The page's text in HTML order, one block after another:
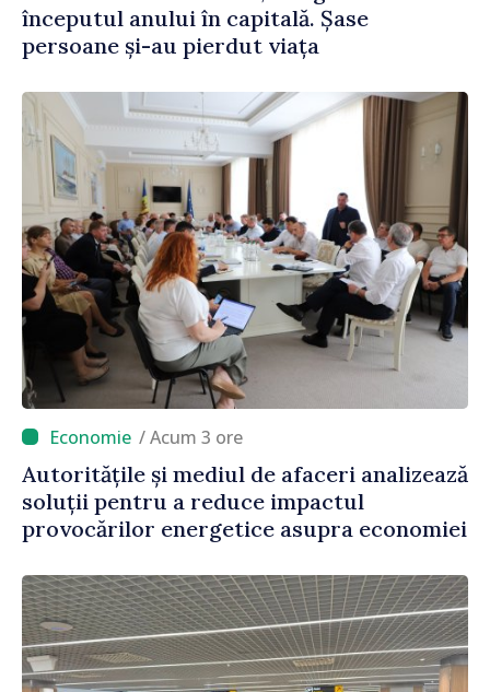
începutul anului în capitală. Șase
persoane și-au pierdut viața
/ Acum 3 ore
Autoritățile și mediul de afaceri analizează
soluții pentru a reduce impactul
provocărilor energetice asupra economiei